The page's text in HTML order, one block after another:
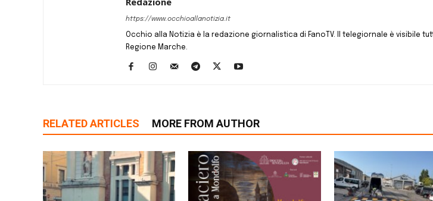
https://www.occhioallanotizia.it
Occhio alla Notizia è la redazione giornalistica di FanoTV. Il telegiornale è visibile
Regione Marche.
RELATED ARTICLES MORE FROM AUTHOR